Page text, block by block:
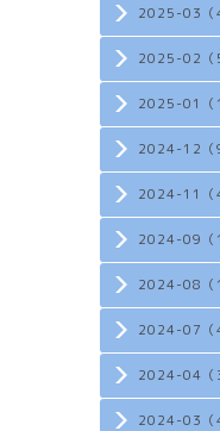
2025-03（4
2025-02（5
2025-01（1
2024-12（9
2024-11（4
2024-09（1
2024-08（1
2024-07（4
2024-04（3
2024-03（4